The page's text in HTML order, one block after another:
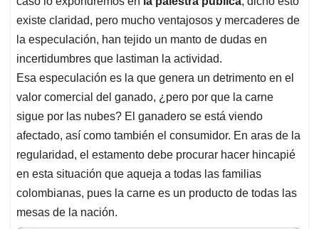
existe claridad, pero mucho ventajosos y mercaderes de
la especulación, han tejido un manto de dudas en
incertidumbres que lastiman la actividad.
Esa especulación es la que genera un detrimento en el
valor comercial del ganado, ¿pero por que la carne
sigue por las nubes? El ganadero se está viendo
afectado, así como también el consumidor. En aras de la
regularidad, el estamento debe procurar hacer hincapié
en esta situación que aqueja a todas las familias
colombianas, pues la carne es un producto de todas las
mesas de la nación.